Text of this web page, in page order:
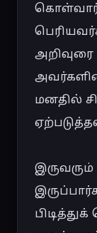
மனதில்